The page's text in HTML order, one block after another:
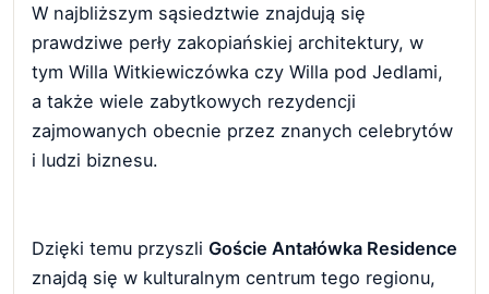
W najbliższym sąsiedztwie znajdują się
prawdziwe perły zakopiańskiej architektury, w
tym Willa Witkiewiczówka czy Willa pod Jedlami,
a także wiele zabytkowych rezydencji
zajmowanych obecnie przez znanych celebrytów
i ludzi biznesu.
Dzięki temu przyszli Goście Antałówka Residence
znajdą się w kulturalnym centrum tego regionu,